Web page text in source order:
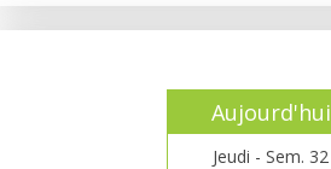
Aujourd'hui
Jeudi - Sem. 32